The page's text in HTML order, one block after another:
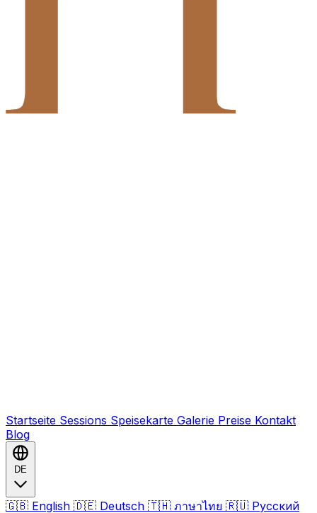
Startseite Sessions Speisekarte Galerie Preise Kontakt
Blog
DE
🇬🇧 English 🇩🇪 Deutsch 🇹🇭 ภาษาไทย 🇷🇺 Русский